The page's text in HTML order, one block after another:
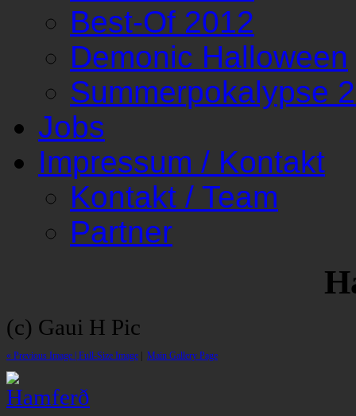
Best-Of 2012
Demonic Halloween
Summerpokalypse
Jobs
Impressum / Kontakt
Kontakt / Team
Partner
(c) Gaui H Pic
« Previous Image | Full-Size Image Main Gallery Page